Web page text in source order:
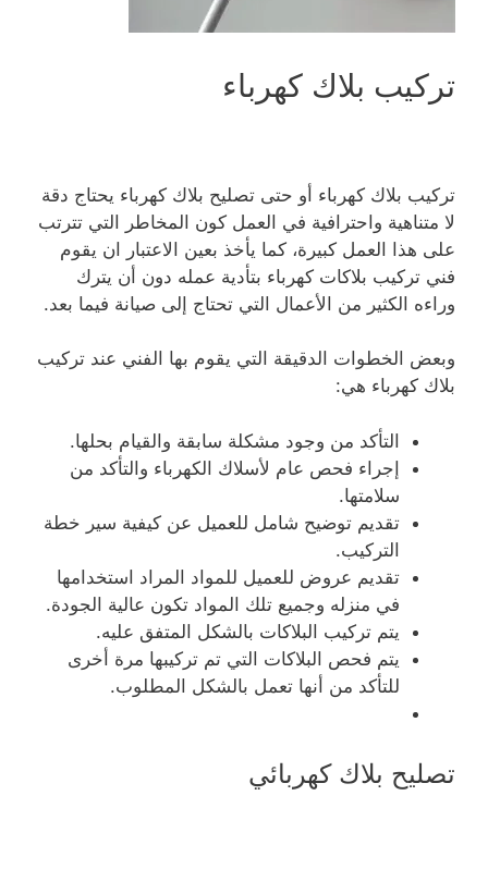
تركيب بلاك كهرباء
تركيب بلاك كهرباء أو حتى تصليح بلاك كهرباء يحتاج دقة
لا متناهية واحترافية في العمل كون المخاطر التي تترتب
على هذا العمل كبيرة، كما يأخذ بعين الاعتبار ان يقوم
فني تركيب بلاكات كهرباء بتأدية عمله دون أن يترك
وراءه الكثير من الأعمال التي تحتاج إلى صيانة فيما بعد.
وبعض الخطوات الدقيقة التي يقوم بها الفني عند تركيب
بلاك كهرباء هي:
التأكد من وجود مشكلة سابقة والقيام بحلها.
إجراء فحص عام لأسلاك الكهرباء والتأكد من
سلامتها.
تقديم توضيح شامل للعميل عن كيفية سير خطة
التركيب.
تقديم عروض للعميل للمواد المراد استخدامها
في منزله وجميع تلك المواد تكون عالية الجودة.
يتم تركيب البلاكات بالشكل المتفق عليه.
يتم فحص البلاكات التي تم تركيبها مرة أخرى
للتأكد من أنها تعمل بالشكل المطلوب.
تصليح بلاك كهربائي